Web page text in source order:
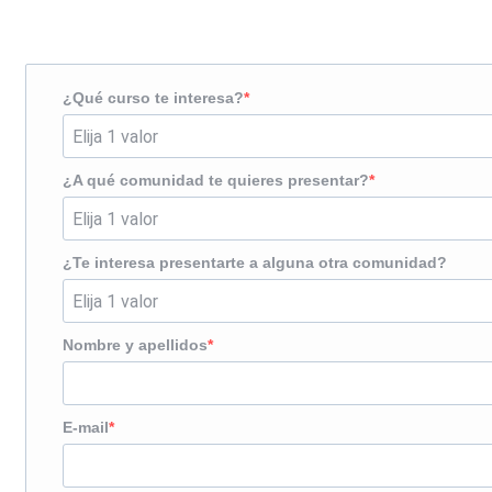
¿Qué curso te interesa?
¿A qué comunidad te quieres presentar?
¿Te interesa presentarte a alguna otra comunidad?
Nombre y apellidos
E-mail